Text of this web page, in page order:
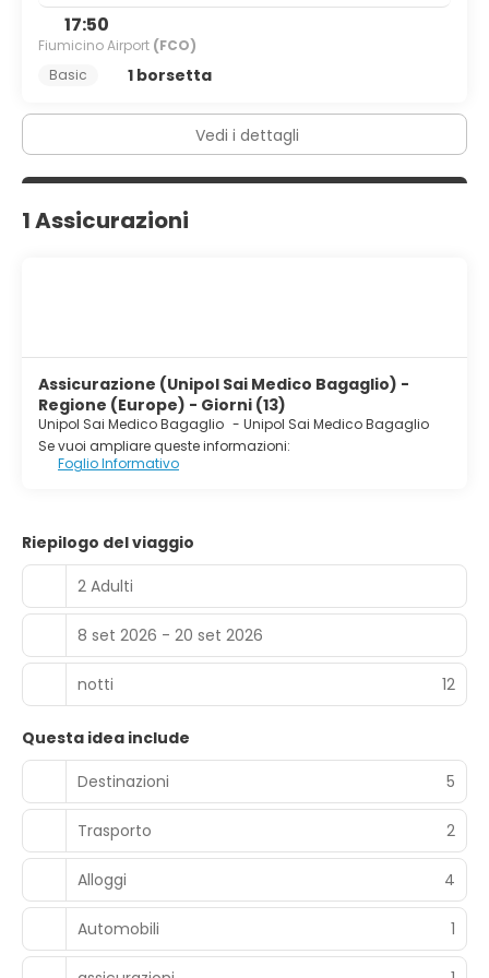
17:50
Fiumicino Airport (FCO)
Basic
1 borsetta
Vedi i dettagli
1 Assicurazioni
Assicurazione (Unipol Sai Medico Bagaglio) -
Regione (Europe) - Giorni (13)
Unipol Sai Medico Bagaglio - Unipol Sai Medico Bagaglio
Se vuoi ampliare queste informazioni:
Foglio Informativo
Riepilogo del viaggio
2 Adulti
8 set 2026 - 20 set 2026
notti 12
Questa idea include
Destinazioni
5
Trasporto 2
Alloggi 4
Automobili 1